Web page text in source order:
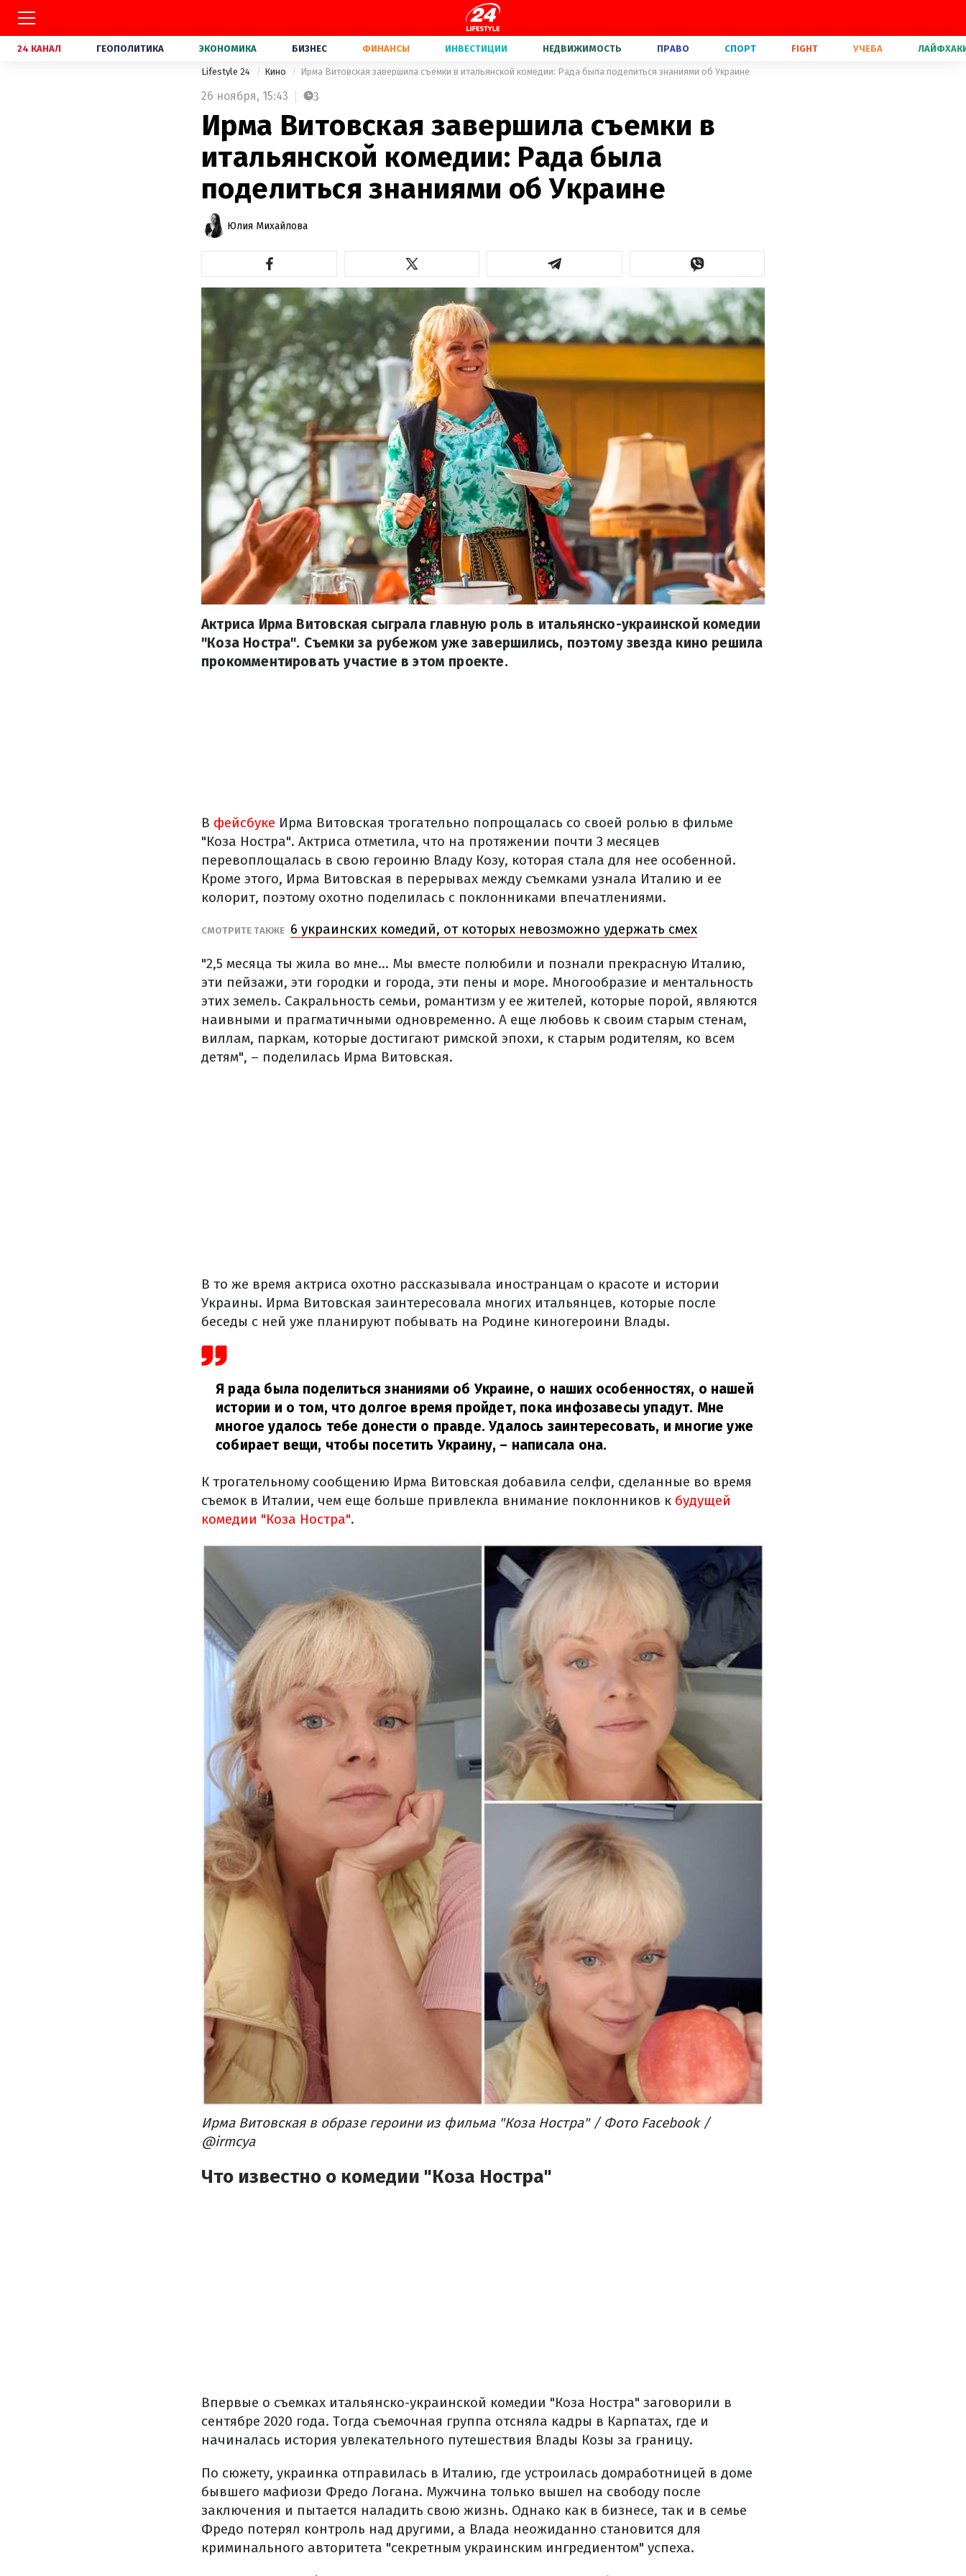
24 КАНАЛ ГЕОПОЛИТИКА ЭКОНОМИКА БИЗНЕС ФИНАНСЫ ИНВЕСТИЦИИ НЕДВИЖИМОСТЬ ПРАВО СПОРТ FIGHT УЧЕБА
Lifestyle 24 Кино Ирма Витовская завершила съемки в итальянской комедии: Рада была поделиться знаниями об Украине
26 ноября, 15:43 3
Ирма Витовская завершила съемки в
итальянской комедии: Рада была
поделиться знаниями об Украине
Юлия Михайлова
Актриса Ирма Витовская сыграла главную роль в итальянско-украинской комедии
"Коза Ностра". Съемки за рубежом уже завершились, поэтому звезда кино решила
прокомментировать участие в этом проекте.
В фейсбуке Ирма Витовская трогательно попрощалась со своей ролью в фильме
"Коза Ностра". Актриса отметила, что на протяжении почти 3 месяцев
перевоплощалась в свою героиню Владу Козу, которая стала для нее особенной.
Кроме этого, Ирма Витовская в перерывах между съемками узнала Италию и ее
колорит, поэтому охотно поделилась с поклонниками впечатлениями.
СМОТРИТЕ ТАКЖЕ 6 украинских комедий, от которых невозможно удержать смех
"2,5 месяца ты жила во мне... Мы вместе полюбили и познали прекрасную Италию,
эти пейзажи, эти городки и города, эти пены и море. Многообразие и ментальность
этих земель. Сакральность семьи, романтизм у ее жителей, которые порой, являются
наивными и прагматичными одновременно. А еще любовь к своим старым стенам,
виллам, паркам, которые достигают римской эпохи, к старым родителям, ко всем
детям", – поделилась Ирма Витовская.
В то же время актриса охотно рассказывала иностранцам о красоте и истории
Украины. Ирма Витовская заинтересовала многих итальянцев, которые после
беседы с ней уже планируют побывать на Родине киногероини Влады.
Я рада была поделиться знаниями об Украине, о наших особенностях, о нашей
истории и о том, что долгое время пройдет, пока инфозавесы упадут. Мне
многое удалось тебе донести о правде. Удалось заинтересовать, и многие уже
собирает вещи, чтобы посетить Украину, – написала она.
К трогательному сообщению Ирма Витовская добавила селфи, сделанные во время
съемок в Италии, чем еще больше привлекла внимание поклонников к будущей
комедии "Коза Ностра".
Ирма Витовская в образе героини из фильма "Коза Ностра" / Фото Facebook /
@irmcya
Что известно о комедии "Коза Ностра"
Впервые о съемках итальянско-украинской комедии "Коза Ностра" заговорили в
сентябре 2020 года. Тогда съемочная группа отсняла кадры в Карпатах, где и
начиналась история увлекательного путешествия Влады Козы за границу.
По сюжету, украинка отправилась в Италию, где устроилась домработницей в доме
бывшего мафиози Фредо Логана. Мужчина только вышел на свободу после
заключения и пытается наладить свою жизнь. Однако как в бизнесе, так и в семье
Фредо потерял контроль над другими, а Влада неожиданно становится для
криминального авторитета "секретным украинским ингредиентом" успеха.